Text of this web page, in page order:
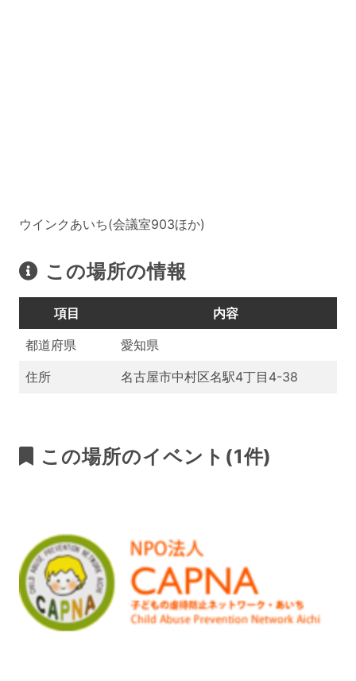
ウインクあいち(会議室903ほか)
この場所の情報
項目
内容
都道府県
愛知県
住所
名古屋市中村区名駅4丁目4-38
この場所のイベント(1件)